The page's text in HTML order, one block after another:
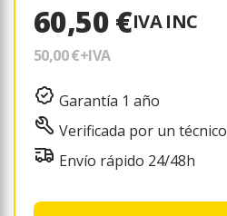
60,50 €IVA INC
50,00 €+IVA
Garantía 1 año
Verificada por un técnico
Envío rápido 24/48h